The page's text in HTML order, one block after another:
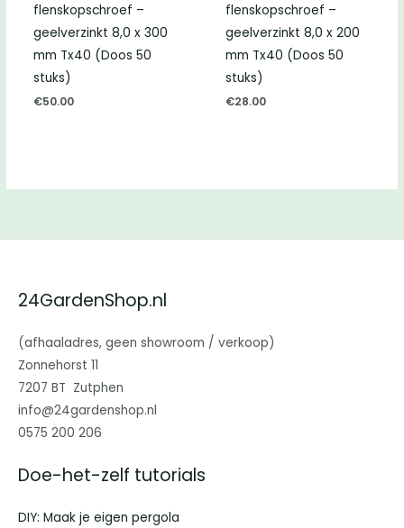
flenskopschroef –
geelverzinkt 8,0 x 300
mm Tx40 (Doos 50
stuks)
€50.00
flenskopschroef –
geelverzinkt 8,0 x 200
mm Tx40 (Doos 50
stuks)
€28.00
24GardenShop.nl
(afhaaladres, geen showroom / verkoop)
Zonnehorst 11
7207 BT Zutphen
info@24gardenshop.nl
0575 200 206
Doe-het-zelf tutorials
DIY: Maak je eigen pergola